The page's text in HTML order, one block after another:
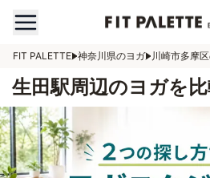
FIT PALETTE 神奈川県のヨガ 川崎市多摩
生田駅周辺のヨガを